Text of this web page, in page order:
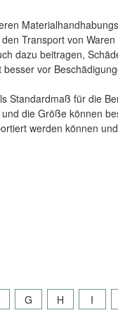
Transport von
dazu beitragen,
vor
Standardmaß für die
die Größe können
werden können
G H I